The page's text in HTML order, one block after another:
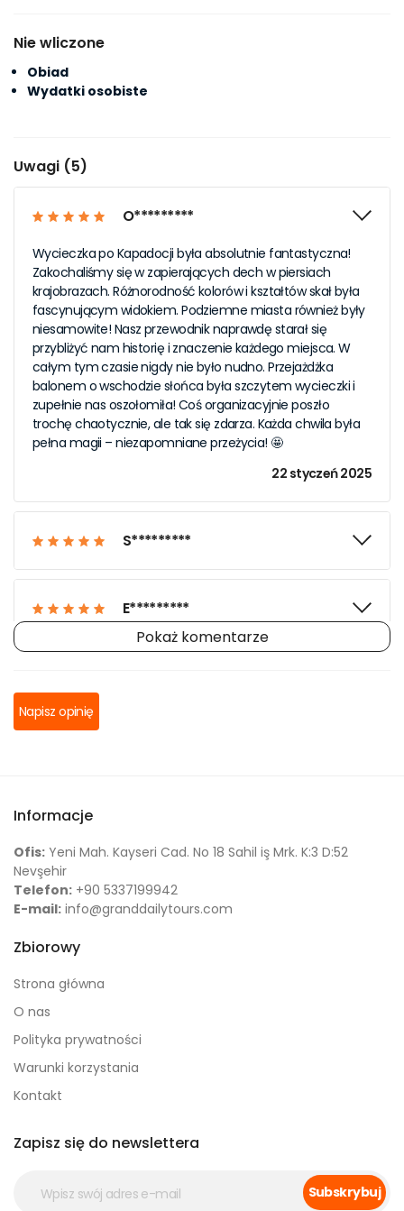
Nie wliczone
Obiad
Wydatki osobiste
Uwagi (5)
O*********
Wycieczka po Kapadocji była absolutnie fantastyczna!
Zakochaliśmy się w zapierających dech w piersiach
krajobrazach. Różnorodność kolorów i kształtów skał była
fascynującym widokiem. Podziemne miasta również były
niesamowite! Nasz przewodnik naprawdę starał się
przybliżyć nam historię i znaczenie każdego miejsca. W
całym tym czasie nigdy nie było nudno. Przejażdżka
balonem o wschodzie słońca była szczytem wycieczki i
zupełnie nas oszołomiła! Coś organizacyjnie poszło
trochę chaotycznie, ale tak się zdarza. Każda chwila była
pełna magii – niezapomniane przeżycia! 🤩
22 styczeń 2025
S*********
E*********
Pokaż komentarze
Napisz opinię
Informacje
Ofis: Yeni Mah. Kayseri Cad. No 18 Sahil iş Mrk. K:3 D:52
Nevşehir
Telefon: +90 5337199942
E-mail: info@granddailytours.com
Zbiorowy
Strona główna
O nas
Polityka prywatności
Warunki korzystania
Kontakt
Zapisz się do newslettera
Subskrybuj